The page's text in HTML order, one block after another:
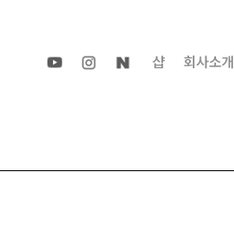
샵 회사소개